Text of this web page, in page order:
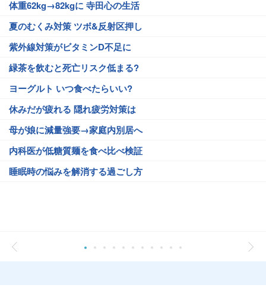
体重62kg→82kgに 寺田心の生活
夏のむくみ対策 ツボ&反射区押し
紫外線対策がビタミンD不足に
緑茶を飲むと死亡リスク低まる?
ヨーグルト いつ食べたらいい?
休みだが疲れる 隠れ疲労対策は
母が娘に減量強要→家庭内別居へ
内科医が低糖質麺を食べ比べ検証
睡眠時の悩みを解消する過ごし方